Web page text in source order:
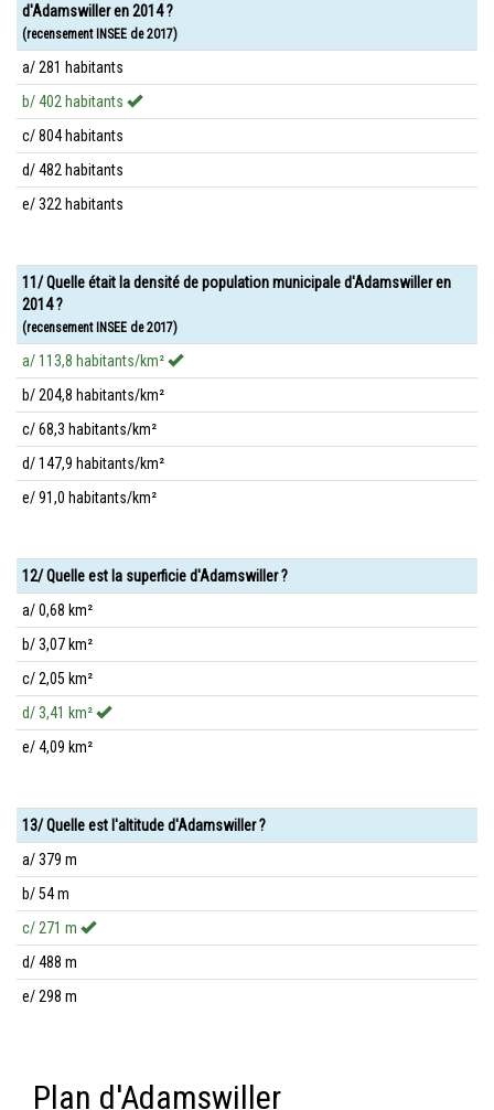
d'Adamswiller en 2014 ?
(recensement INSEE de 2017)
a/ 281 habitants
b/ 402 habitants
c/ 804 habitants
d/ 482 habitants
e/ 322 habitants
11/ Quelle était la densité de population municipale d'Adamswiller en
2014 ?
(recensement INSEE de 2017)
a/ 113,8 habitants/km²
b/ 204,8 habitants/km²
c/ 68,3 habitants/km²
d/ 147,9 habitants/km²
e/ 91,0 habitants/km²
12/ Quelle est la superficie d'Adamswiller ?
a/ 0,68 km²
b/ 3,07 km²
c/ 2,05 km²
d/ 3,41 km²
e/ 4,09 km²
13/ Quelle est l'altitude d'Adamswiller ?
a/ 379 m
b/ 54 m
c/ 271 m
d/ 488 m
e/ 298 m
Plan d'Adamswiller